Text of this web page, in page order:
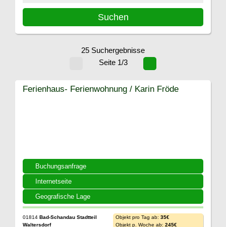
25 Suchergebnisse
Seite 1/3
Buchungsanfrage
Internetseite
Geografische Lage
Ferienhaus- Ferienwohnung / Karin Fröde
01814 Bad-Schandau Stadtteil
Waltersdorf
Objekt pro Tag ab: 35€
Objekt p. Woche ab: 245€